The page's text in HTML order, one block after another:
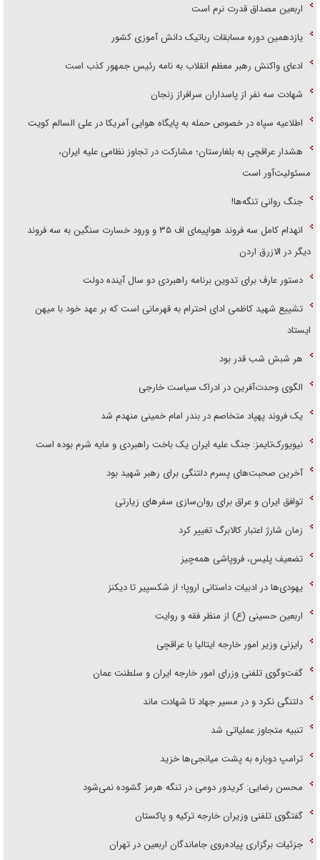
اربعین مصداق قدرت نرم است
یازدهمین دوره مسابقات رباتیک دانش آموزی کشور
ادعای واکنش رهبر معظم انقلاب به نامه رئیس جمهور کذب است
شهادت سه نفر از پاسداران سرافراز زنجان
اطلاعیه سپاه در خصوص حمله به پایگاه هوایی آمریکا در علی السالم کویت
هشدار عراقچی به بلغارستان؛ مشارکت در تجاوز نظامی علیه ایران،
مسئولیت‌آور است
جنگ روانی تنگه‌ها!
انهدام کامل سه فروند هواپیمای اف ۳۵ و ورود خسارت سنگین به سه فروند
دیگر در الازرق اردن
دستور عارف برای تدوین برنامه راهبردی دو سال آینده دولت
تشییع شهید کاظمی ادای احترام به قهرمانی است که بر عهد خود با میهن
ایستاد
هر شبش شب قدر بود
الگوی وحدت‌آفرین در ادراک سیاست خارجی
یک فروند پهپاد متخاصم در بندر امام خمینی منهدم شد
نیویورک‌تایمز: جنگ علیه ایران یک باخت راهبردی و مایه شرم بوده است
آخرین صحبت‌های پسرم دلتنگی برای رهبر شهید بود
توافق ایران و عراق برای روان‌سازی سفر‌های زیارتی
زمان شارژ اعتبار کالابرگ تغییر کرد
تضعیف پلیس، فروپاشی همه‌چیز
یهودی‌ها در ادبیات داستانی اروپا؛ از شکسپیر تا دیکنز
اربعین حسینی (ع) از منظر فقه و روایت
رایزنی وزیر امور خارجه ایتالیا با عراقچی
گفت‌وگوی تلفنی وزرای امور خارجه ایران و سلطنت عمان
دلتنگی نکرد و در مسیر جهاد تا شهادت ماند
تنبیه متجاوز عملیاتی شد
ترامپ دوباره به پشت میانجی‌ها خزید
محسن رضایی: کریدور دومی در تنگه هرمز گشوده نمی‌شود
گفتگوی تلفنی وزیران خارجه ترکیه و پاکستان
جزئیات برگزاری پیاده‌روی جاماندگان اربعین در تهران